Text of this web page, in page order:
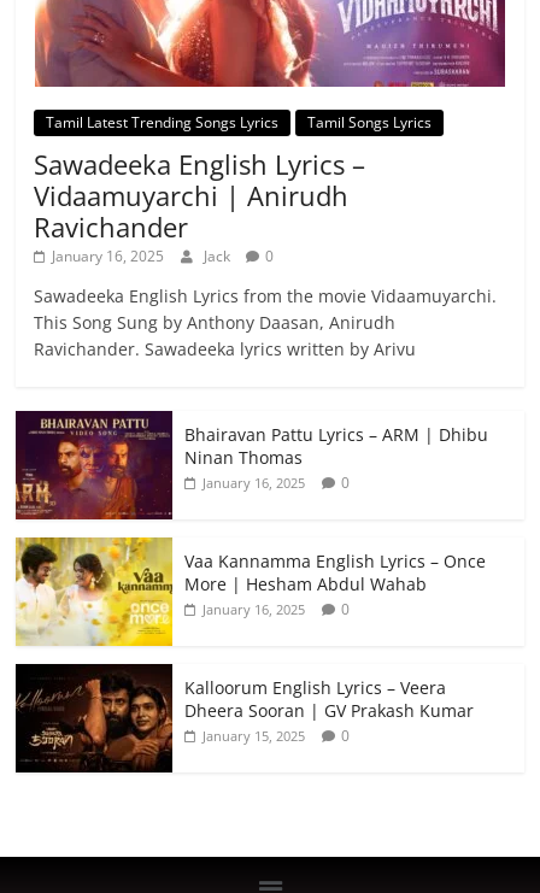
Tamil Latest Trending Songs Lyrics Tamil Songs Lyrics
Sawadeeka English Lyrics –
Vidaamuyarchi | Anirudh
Ravichander
January 16, 2025 Jack 0
Sawadeeka English Lyrics from the movie Vidaamuyarchi.
This Song Sung by Anthony Daasan, Anirudh
Ravichander. Sawadeeka lyrics written by Arivu
Bhairavan Pattu Lyrics – ARM | Dhibu
Ninan Thomas
January 16, 2025 0
Vaa Kannamma English Lyrics – Once
More | Hesham Abdul Wahab
January 16, 2025 0
Kalloorum English Lyrics – Veera
Dheera Sooran | GV Prakash Kumar
January 15, 2025 0